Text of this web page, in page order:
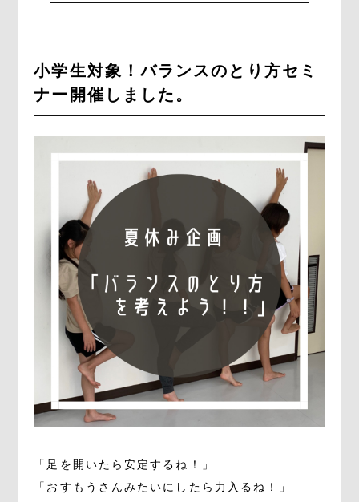
小学生対象！バランスのとり方セミ
ナー開催しました。
「足を開いたら安定するね！」
「おすもうさんみたいにしたら力入るね！」